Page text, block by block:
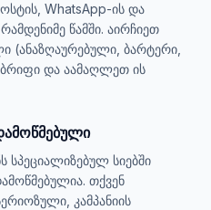
WhatsApp-ის და
წამში. აირჩიეთ
ბარტერი,
და აამაღლეთ ის
სპეციალიზებულ სიებში
თქვენ
კამპანიის